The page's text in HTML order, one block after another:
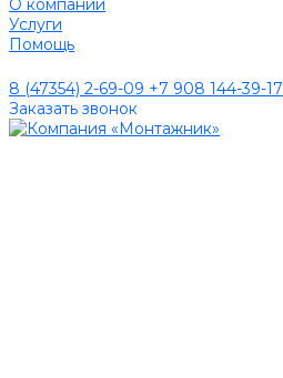
О компании
Услуги
Помощь
8 (47354) 2-69-09 +7 908 144-39-17
Заказать звонок